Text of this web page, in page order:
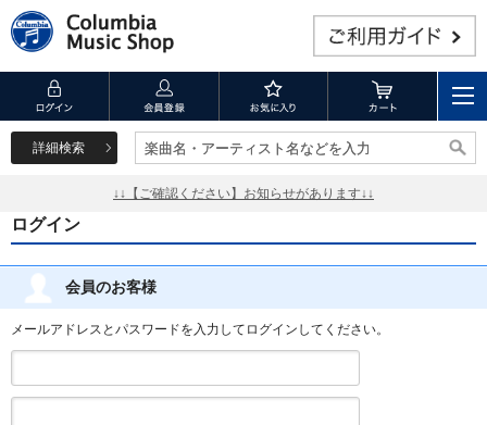
詳細検索 楽曲名・アーティスト名などを入力
楽曲名・アーティスト名などを入力
↓↓【ご確認ください】お知らせがあります↓↓
ログイン
会員のお客様
メールアドレスとパスワードを入力してログインしてください。